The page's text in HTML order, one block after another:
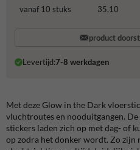
vanaf 10 stuks
35,10
product
Levertijd:7-8 werkdagen
Met deze Glow in the Dark
vluchtroutes en nooduitgangen.
stickers laden zich op met dag- of
op zodra het donker wordt. Zo zijn